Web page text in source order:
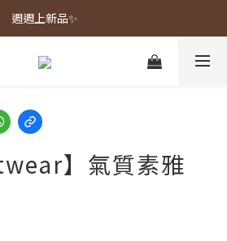
春夏新品上市🌿
週週上新品✨
春夏新品上市🌿
】氣質素雅